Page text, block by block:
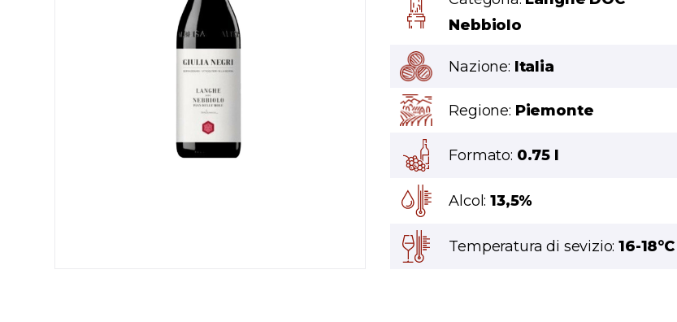
Nebbiolo
Nazione: Italia
Regione: Piemonte
Formato: 0.75 l
Alcol:13,5%
Temperatura di sevizio:16-18°C